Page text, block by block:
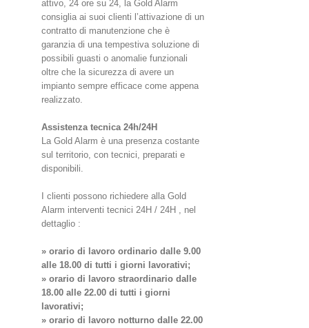
attivo, 24 ore su 24, la Gold Alarm
consiglia ai suoi clienti l’attivazione di un
contratto di manutenzione che è
garanzia di una tempestiva soluzione di
possibili guasti o anomalie funzionali
oltre che la sicurezza di avere un
impianto sempre efficace come appena
realizzato.
Assistenza tecnica 24h/24H
La Gold Alarm è una presenza costante
sul territorio, con tecnici, preparati e
disponibili.
I clienti possono richiedere alla Gold
Alarm interventi tecnici 24H / 24H , nel
dettaglio :
» orario di lavoro ordinario dalle 9.00
alle 18.00 di tutti i giorni lavorativi;
» orario di lavoro straordinario dalle
18.00 alle 22.00 di tutti i giorni
lavorativi;
» orario di lavoro notturno dalle 22.00